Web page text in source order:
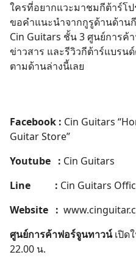
ใครที่อยากแวะมาชมกีต้าร์โ
ขอคำแนะนำจากกูรูด้านด้าน
Cin Guitars ชั้น 3 ศูนย์การค้
ข่าวสาร และรีวิวกีต้าร์แบรน
ตามด้านล่างนี้เลย
Facebook : Cin Guitars
Guitar Store”
Youtube : Cin Guitars
Line : Cin Guitars
Website :
ศูนย์การค้าฟอร์จูนทาวน์เปิด
22.00 น.